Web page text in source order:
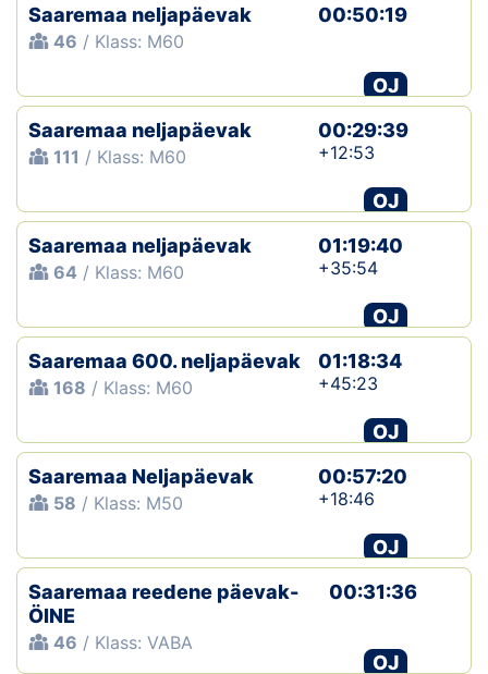
Saaremaa neljapäevak
46 / Klass: M60
00:50:19
OJ
Saaremaa neljapäevak
111 / Klass: M60
00:29:39
+12:53
OJ
Saaremaa neljapäevak
64 / Klass: M60
01:19:40
+35:54
OJ
Saaremaa 600. neljapäevak
168 / Klass: M60
01:18:34
+45:23
OJ
Saaremaa Neljapäevak
58 / Klass: M50
00:57:20
+18:46
OJ
Saaremaa reedene päevak-
ÖINE
46 / Klass: VABA
00:31:36
OJ